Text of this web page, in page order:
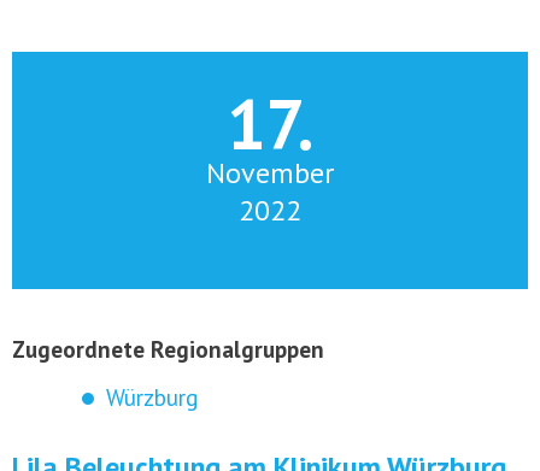
17.
November
2022
Zugeordnete Regionalgruppen
Würzburg